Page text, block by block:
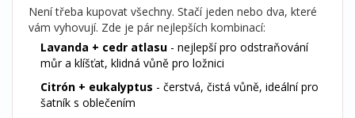
Není třeba kupovat všechny. Stačí jeden nebo dva, které
vám vyhovují. Zde je pár nejlepších kombinací:
Lavanda + cedr atlasu - nejlepší pro odstraňování
můr a klíšťat, klidná vůně pro ložnici
Citrón + eukalyptus - čerstvá, čistá vůně, ideální pro
šatník s oblečením